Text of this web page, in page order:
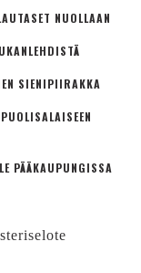
NUOLLAAN
SIENIPIIRAKKA
PÄÄKAUPUNGISSA